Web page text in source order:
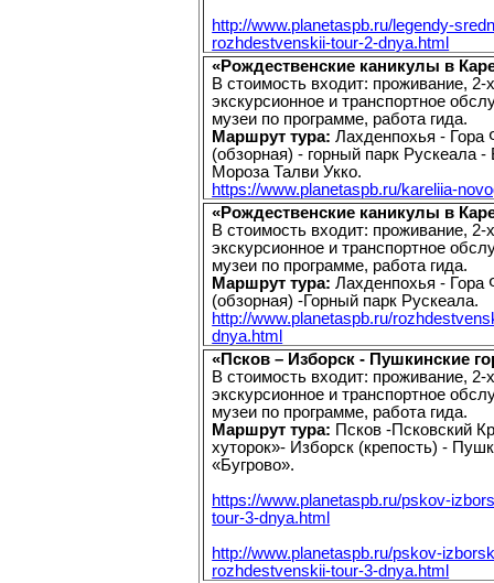
http://www.planetaspb.ru/legendy-
rozhdestvenskii-tour-2-dnya.html
«Рождественские каникулы в
В стоимость входит: проживание, 2-
экскурсионное и транспортное
музеи по программе, работа гида.
Маршрут тура: Лахденпохья - Гора
(обзорная) - горный парк Рускеала -
Мороза Талви Укко.
https://www.planetaspb.ru/kareliia-
«Рождественские каникулы в
В стоимость входит: проживание, 2-
экскурсионное и транспортное
музеи по программе, работа гида.
Маршрут тура: Лахденпохья - Гора
(обзорная) -Горный парк Рускеала.
http://www.planetaspb.ru/
dnya.html
«Псков – Изборск - Пушкинские
В стоимость входит: проживание, 2-
экскурсионное и транспортное
музеи по программе, работа гида.
Маршрут тура: Псков -Псковский
хуторок»- Изборск (крепость) -
«Бугрово».
https://www.planetaspb.ru/pskov-
tour-3-dnya.html
http://www.planetaspb.ru/pskov-
rozhdestvenskii-tour-3-dnya.html